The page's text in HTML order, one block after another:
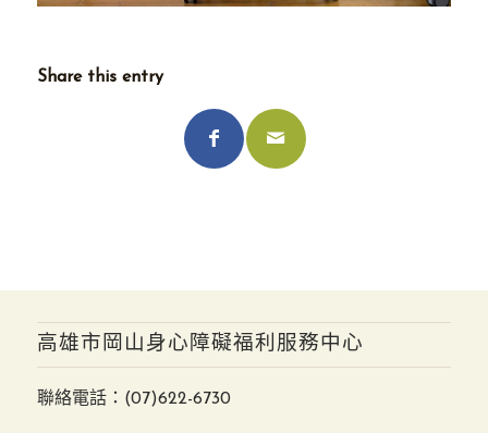
Share this entry
高雄市岡山身心障礙福利服務中心
聯絡電話： (07)622-6730